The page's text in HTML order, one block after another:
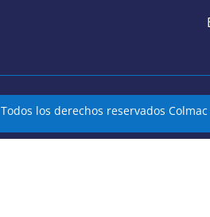
Todos los derechos reservados